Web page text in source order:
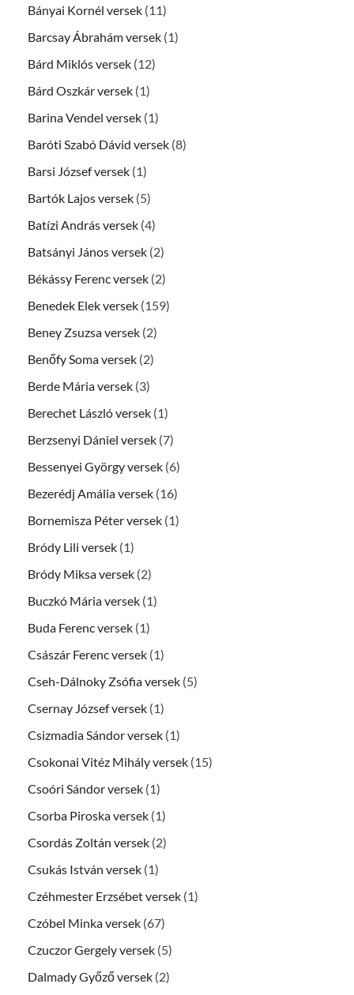
Bányai Kornél versek (11)
Barcsay Ábrahám versek (1)
Bárd Miklós versek (12)
Bárd Oszkár versek (1)
Barina Vendel versek (1)
Baróti Szabó Dávid versek (8)
Barsi József versek (1)
Bartók Lajos versek (5)
Batízi András versek (4)
Batsányi János versek (2)
Békássy Ferenc versek (2)
Benedek Elek versek (159)
Beney Zsuzsa versek (2)
Benőfy Soma versek (2)
Berde Mária versek (3)
Berechet László versek (1)
Berzsenyi Dániel versek (7)
Bessenyei György versek (6)
Bezerédj Amália versek (16)
Bornemisza Péter versek (1)
Bródy Lili versek (1)
Bródy Miksa versek (2)
Buczkó Mária versek (1)
Buda Ferenc versek (1)
Császár Ferenc versek (1)
Cseh-Dálnoky Zsófia versek (5)
Csernay József versek (1)
Csizmadia Sándor versek (1)
Csokonai Vitéz Mihály versek (15)
Csoóri Sándor versek (1)
Csorba Piroska versek (1)
Csordás Zoltán versek (2)
Csukás István versek (1)
Czéhmester Erzsébet versek (1)
Czóbel Minka versek (67)
Czuczor Gergely versek (5)
Dalmady Győző versek (2)